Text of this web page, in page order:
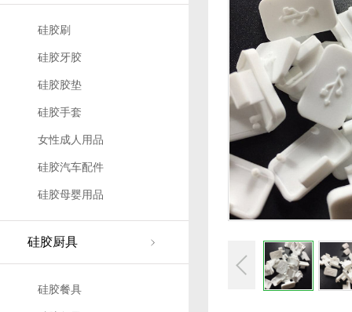
硅胶刷
硅胶牙胶
硅胶胶垫
硅胶手套
女性成人用品
硅胶汽车配件
硅胶母婴用品
硅胶厨具
硅胶餐具